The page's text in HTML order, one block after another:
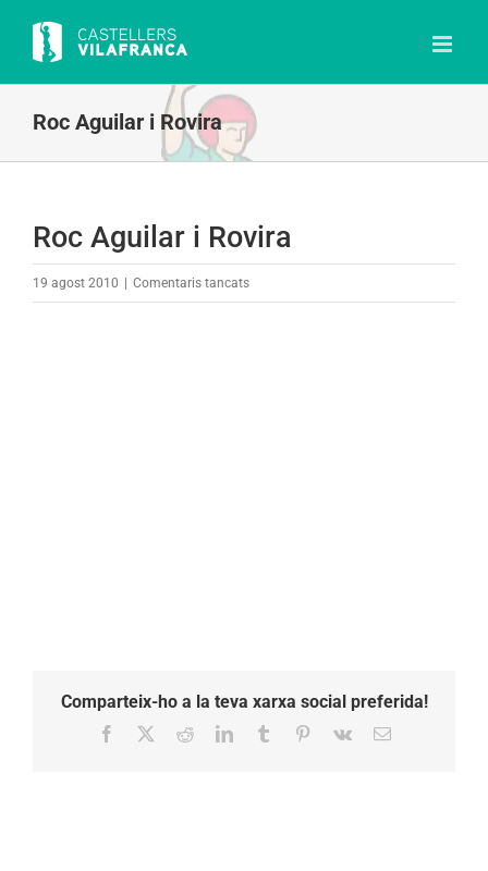
content
Roc Aguilar i Rovira
Roc Aguilar i Rovira
19 agost 2010 Comentaris tancatsa
Comparteix-ho a la teva xarxa social preferida!
Facebook RedditLinkedInTumblr Pinterest
Vk Email: